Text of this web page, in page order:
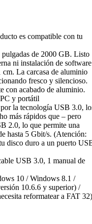
es compatible con tu
de 2000 GB. Listo
ni instalación de software
La carcasa de aluminio
fresco y silencioso.
con acabado de aluminio.
y portátil
la tecnología USB 3.0,
más rápidos que – pero
2.0, lo que permite una
hasta 5 Gbit/s. (Atención:
disco duro a un puerto
USB 3.0, 1 manual de
10 / Windows 8.1 /
10.6.6 y superior) /
reformatear a FAT 32)